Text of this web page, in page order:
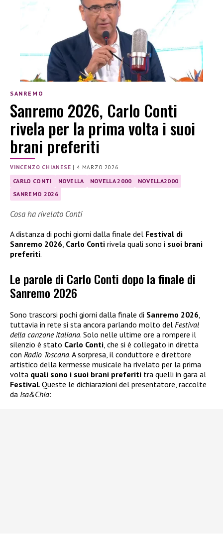
SANREMO
Sanremo 2026, Carlo Conti
rivela per la prima volta i suoi
brani preferiti
VINCENZO CHIANESE |4 MARZO 2026
CARLO CONTI NOVELLA NOVELLA 2000
NOVELLA2000
SANREMO 2026
Cosa ha rivelato Conti
A distanza di pochi giorni dalla finale del Festival di
Sanremo 2026, Carlo Conti rivela quali sono i suoi brani
preferiti.
Le parole di Carlo Conti dopo la finale di
Sanremo 2026
Sono trascorsi pochi giorni dalla finale di Sanremo 2026,
tuttavia in rete si sta ancora parlando molto del Festival
della canzone italiana. Solo nelle ultime ore a rompere il
silenzio è stato Carlo Conti, che si è collegato in diretta
con Radio Toscana. A sorpresa, il conduttore e direttore
artistico della kermesse musicale ha rivelato per la prima
volta quali sono i suoi brani preferiti tra quelli in gara al
Festival. Queste le dichiarazioni del presentatore, raccolte
da Isa&Chia: